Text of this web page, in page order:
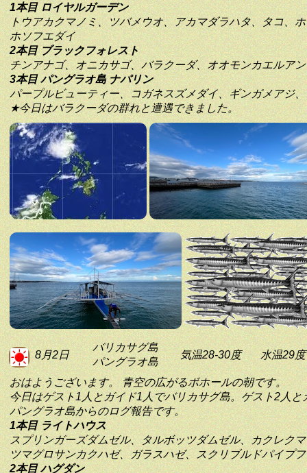
1本目 ロイヤルガーデン
トウアカクマノミ、ツバメウオ、アカマダラハタ、タコ、
ホソフエダイ
2本目 ブラックフォレスト
チンアナゴ、オニカサゴ、バラクーダ、オオモンカエルア
3本目 パングラオ島 ナパリン
パープルビューティー、コガネスズメダイ、ギンガメアジ
★今日はバラクーダの群れと遭遇できました。
8月2日
バリカサグ島
パングラオ島
気温28-30度 水温29度
おはようございます。 青空の広がるボホールの朝です。
今日はゲスト1人とガイド1人でバリカサグ島。ゲスト2人
パングラオ島からのログ報告です。
1本目 ライトハウス
スプリンガーズダムゼル、タルボッツダムゼル、カクレク
ツマグロサンカクハゼ、ガラスハゼ、スクリブルドパイプ
2本目 ハグダン